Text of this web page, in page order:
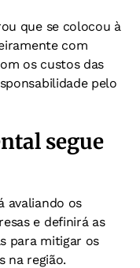
que se colocou à
com
os custos das
pelo
segue
avaliando os
e definirá as
para mitigar os
na região.